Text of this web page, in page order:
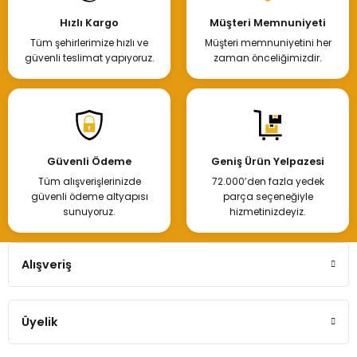
Hızlı Kargo
Tüm şehirlerimize hızlı ve
güvenli teslimat yapıyoruz.
Müşteri Memnuniyeti
Müşteri memnuniyetini her
zaman önceliğimizdir.
Güvenli Ödeme
Tüm alışverişlerinizde
güvenli ödeme altyapısı
sunuyoruz.
Geniş Ürün Yelpazesi
72.000’den fazla yedek
parça seçeneğiyle
hizmetinizdeyiz.
Alışveriş
Üyelik